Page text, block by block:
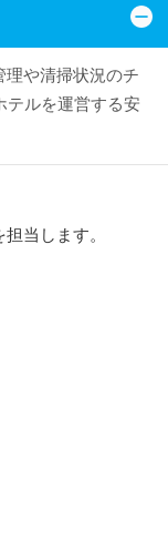
や清掃状況のチ
テルを運営する安
当します。